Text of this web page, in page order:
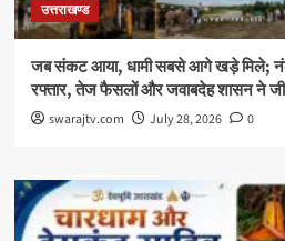
उत्तराखण्ड
जब संकट आया, धामी सबसे आगे खड़े मिले;
रफ्तार, तेज फैसलों और जवाबदेह शासन ने
swarajtv.com July 28, 2026 0